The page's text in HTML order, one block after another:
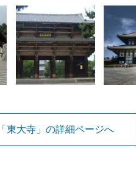
「東大寺」の詳細ページへ